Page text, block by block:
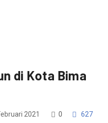
di Kota Bima
2021 0
627